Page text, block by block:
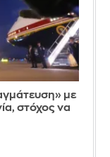
με
στόχος να